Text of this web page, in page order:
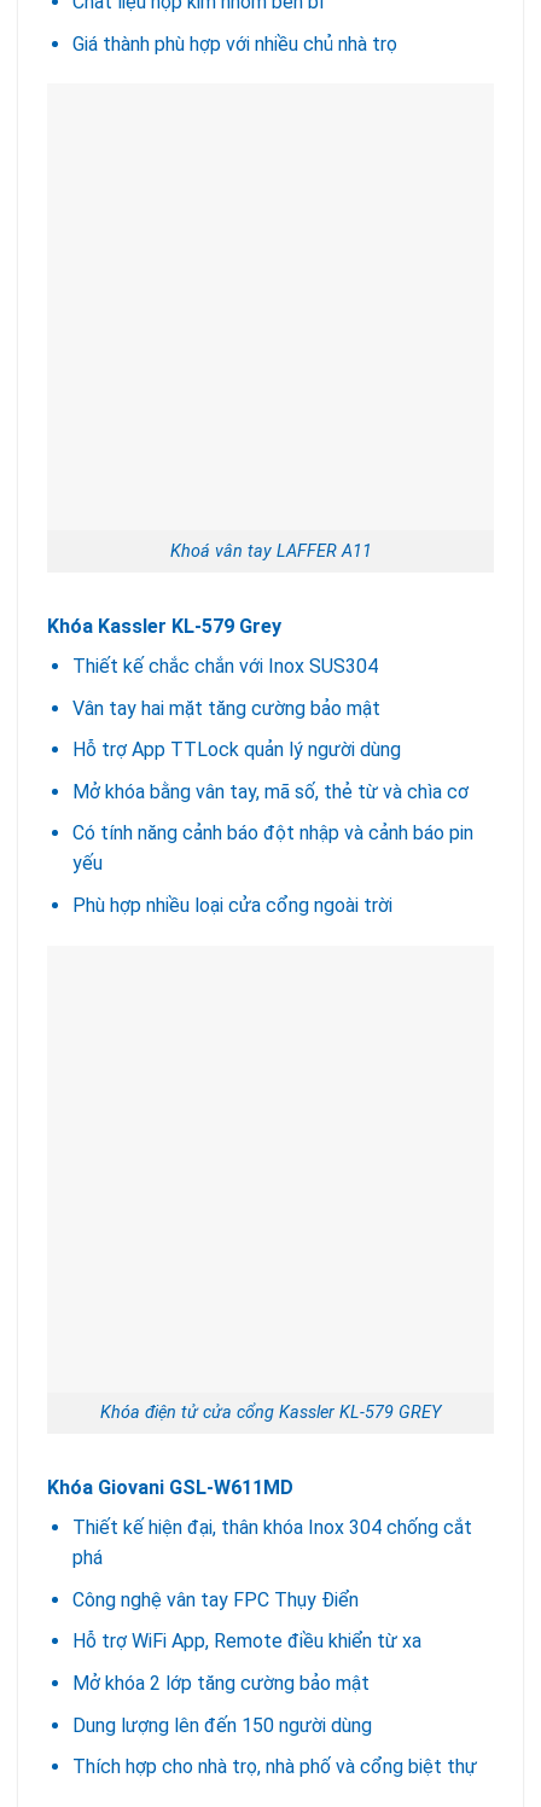
Giá thành phù hợp với nhiều chủ nhà trọ
Khoá vân tay LAFFER A11
Khóa Kassler KL-579 Grey
Thiết kế chắc chắn với Inox SUS304
Vân tay hai mặt tăng cường bảo mật
Hỗ trợ App TTLock quản lý người dùng
Mở khóa bằng vân tay, mã số, thẻ từ và chìa cơ
Có tính năng cảnh báo đột nhập và cảnh báo pin
yếu
Phù hợp nhiều loại cửa cổng ngoài trời
Khóa điện tử cửa cổng Kassler KL-579 GREY
Khóa Giovani GSL-W611MD
Thiết kế hiện đại, thân khóa Inox 304 chống cắt
phá
Công nghệ vân tay FPC Thụy Điển
Hỗ trợ WiFi App, Remote điều khiển từ xa
Mở khóa 2 lớp tăng cường bảo mật
Dung lượng lên đến 150 người dùng
Thích hợp cho nhà trọ, nhà phố và cổng biệt thự